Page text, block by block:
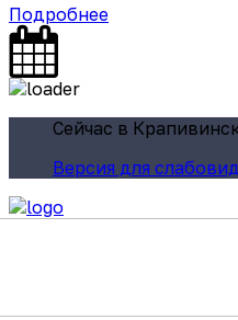
Подробнее
Сейчас в
Версия для